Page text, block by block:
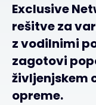
Exclusive
rešitve za
z vodilnimi
zagotovi
življenjskem
opreme.